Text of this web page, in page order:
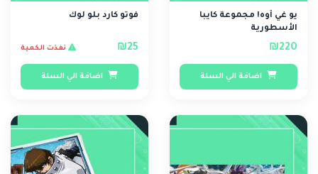
يو غي أوه! مجموعة كايبا
الأسطورية
₪220
اضافة الي السلة
فوتو كارد بلو لوك
₪25 نفذت الكمية
اضافة الي السلة